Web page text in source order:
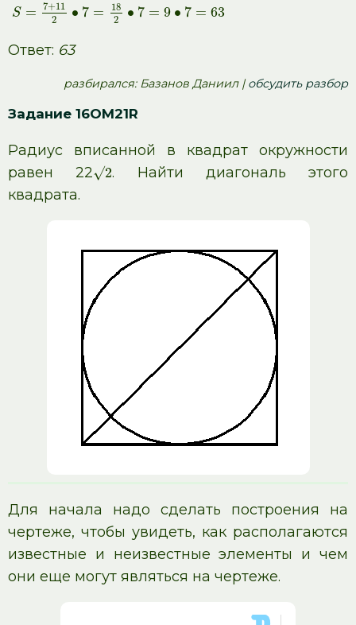
S = 7+11
2
∙ 7 =
18
2
∙ 7 = 9 ∙ 7 = 63
Ответ: 63
pазбирался: Базанов Даниил |обсудить разбор
Задание 16OM21R
Радиус вписанной в квадрат окружности
равен 22√2. Найти диагональ этого
квадрата.
Для начала надо сделать построения на
чертеже, чтобы увидеть, как располагаются
известные и неизвестные элементы и чем
они еще могут являться на чертеже.